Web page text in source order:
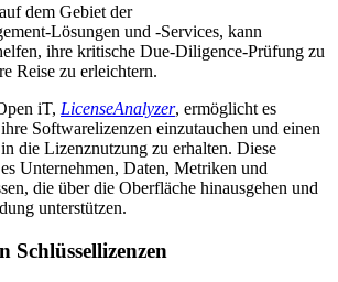
dem Gebiet der
Lösungen und -Services, kann
ihre kritische Due-Diligence-Prüfung zu
Reise zu erleichtern.
iT, LicenseAnalyzer, ermöglicht es
Softwarelizenzen einzutauchen und einen
die Lizenznutzung zu erhalten. Diese
Unternehmen, Daten, Metriken und
die über die Oberfläche hinausgehen und
unterstützen.
Schlüssellizenzen